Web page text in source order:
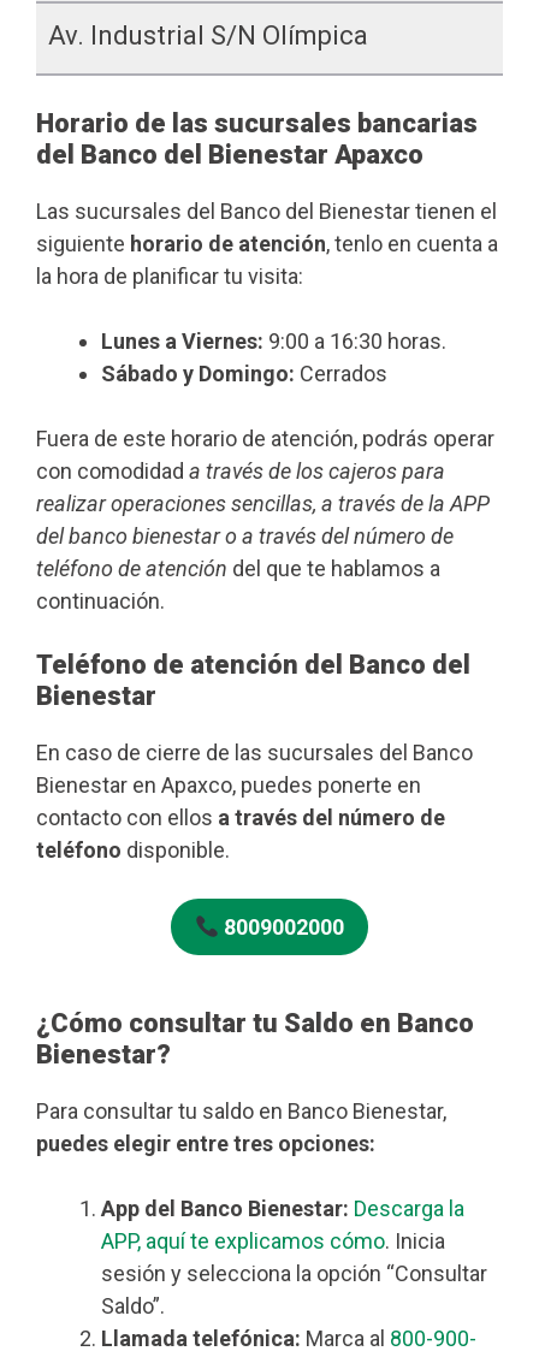
Av. Industrial S/n Olímpica
Horario de las sucursales bancarias
del Banco del Bienestar Apaxco
Las sucursales del Banco del Bienestar tienen el
siguiente horario de atención, tenlo en cuenta a
la hora de planificar tu visita:
Lunes a Viernes: 9:00 a 16:30 horas.
Sábado y Domingo: Cerrados
Fuera de este horario de atención, podrás operar
con comodidad a través de los cajeros para
realizar operaciones sencillas, a través de la APP
del banco bienestar o a través del número de
teléfono de atención del que te hablamos a
continuación.
Teléfono de atención del Banco del
Bienestar
En caso de cierre de las sucursales del Banco
Bienestar en Apaxco, puedes ponerte en
contacto con ellos a través del número de
teléfono disponible.
8009002000
¿Cómo consultar tu Saldo en Banco
Bienestar?
Para consultar tu saldo en Banco Bienestar,
puedes elegir entre tres opciones:
App del Banco Bienestar: Descarga la
APP, aquí te explicamos cómo. Inicia
sesión y selecciona la opción “Consultar
Saldo”.
Llamada telefónica: Marca al 800-900-